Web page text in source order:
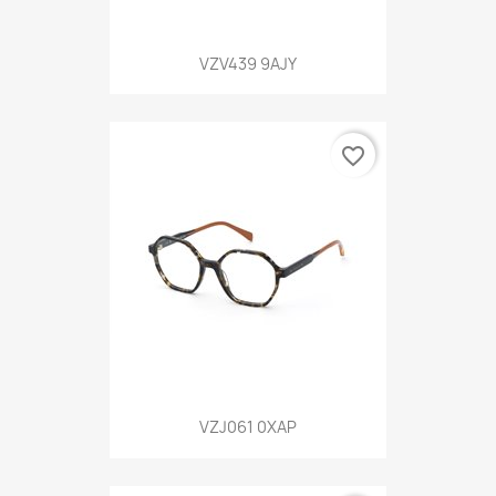
VZV439 9AJY
VZJ061 0XAP
favorite_border